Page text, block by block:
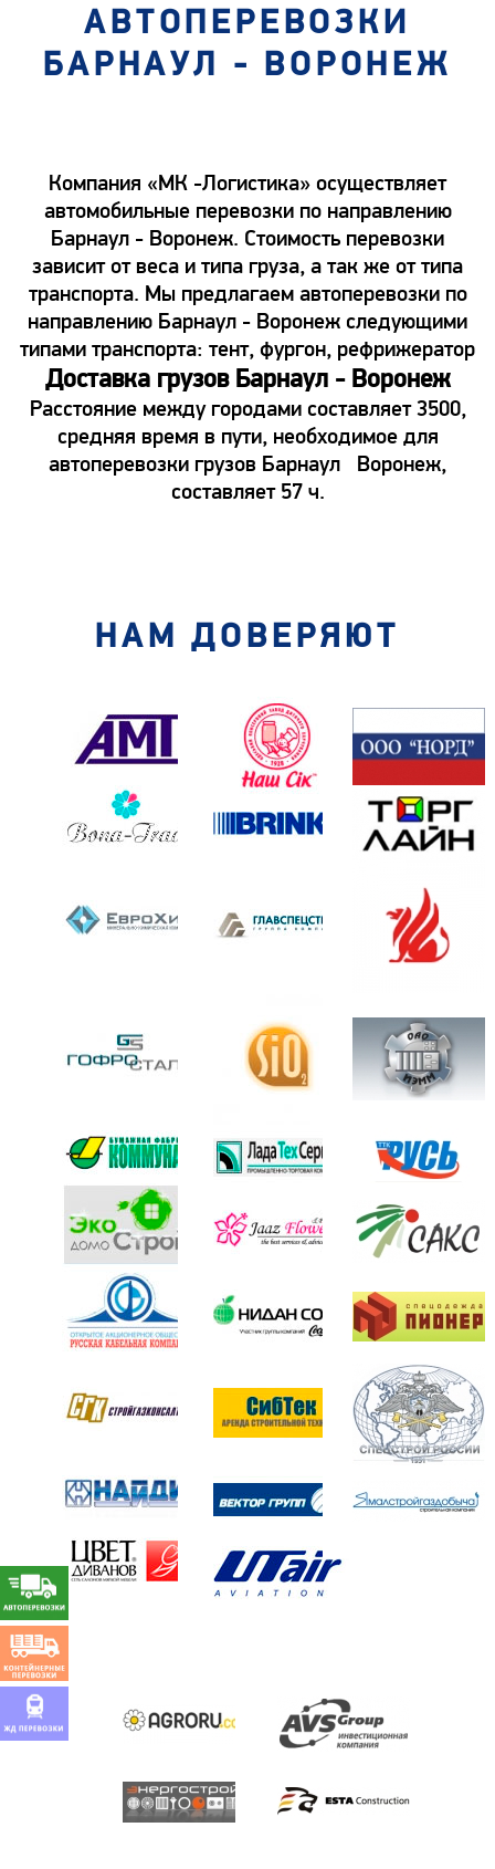
АВТОПЕРЕВОЗКИ
БАРНАУЛ - ВОРОНЕЖ
Компания «МК -Логистика» осуществляет
автомобильные перевозки по направлению
Барнаул - Воронеж. Стоимость перевозки
зависит от веса и типа груза, а так же от типа
транспорта. Мы предлагаем автоперевозки по
направлению Барнаул - Воронеж следующими
типами транспорта: тент, фургон, рефрижератор
Доставка грузов Барнаул - Воронеж
Расстояние между городами составляет 3500,
средняя время в пути, необходимое для
автоперевозки грузов Барнаул Воронеж,
составляет 57 ч.
НАМ ДОВЕРЯЮТ